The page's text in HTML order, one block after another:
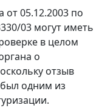
от 05.12.2003 по
03 могут иметь
в целом
о
отзыв
одним из